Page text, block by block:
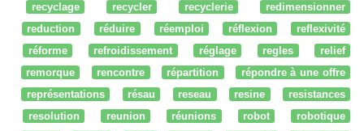
recyclage
recycler recyclerie
redimensionner
reduction
réduire réemploi réflexion
reflexivité
réforme
refroidissement réglage regles
relief
remorque
rencontre répartition
répondre à une offre
représentations
résau reseau resine
resistances
resolution
reunion réunions robot
robotique